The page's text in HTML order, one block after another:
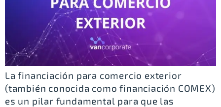
La financiación para comercio exterior
(también conocida como financiación COMEX)
es un pilar fundamental para que las